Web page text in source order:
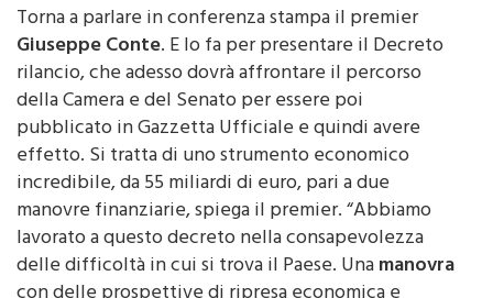
Torna a parlare in conferenza stampa il premier
Giuseppe Conte. E lo fa per presentare il Decreto
rilancio, che adesso dovrà affrontare il percorso
della Camera e del Senato per essere poi
pubblicato in Gazzetta Ufficiale e quindi avere
effetto. Si tratta di uno strumento economico
incredibile, da 55 miliardi di euro, pari a due
manovre finanziarie, spiega il premier. “Abbiamo
lavorato a questo decreto nella consapevolezza
delle difficoltà in cui si trova il Paese. Unamanovra